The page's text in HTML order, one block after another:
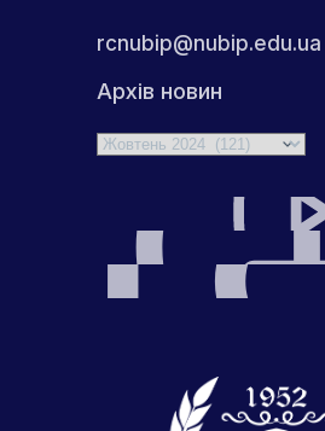
rcnubip@nubip.edu.ua
Архів новин
Архіви